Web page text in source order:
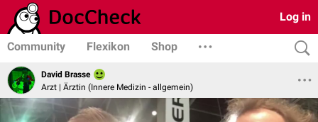
Log in
Community Flexikon Shop
David Brasse
Arzt | Ärztin (Innere Medizin - allgemein)